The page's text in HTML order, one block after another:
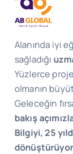
Alanında iyi
sağladığı
Yüzlerce
olmanın
Geleceğin
bakış
Bilgiyi, 25